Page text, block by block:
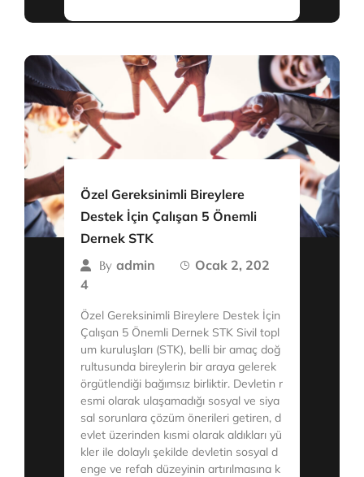
Özel Gereksinimli Bireylere
Destek İçin Çalışan 5 Önemli
Dernek STK
By admin
Ocak 2, 202
4
Özel Gereksinimli Bireylere Destek İçin
Çalışan 5 Önemli Dernek STK Sivil topl
um kuruluşları (STK), belli bir amaç doğ
rultusunda bireylerin bir araya gelerek
örgütlendiği bağımsız birliktir. Devletin r
esmi olarak ulaşamadığı sosyal ve siya
sal sorunlara çözüm önerileri getiren, d
evlet üzerinden kısmi olarak aldıkları yü
kler ile dolaylı şekilde devletin sosyal d
enge ve refah düzeyinin artırılmasına k